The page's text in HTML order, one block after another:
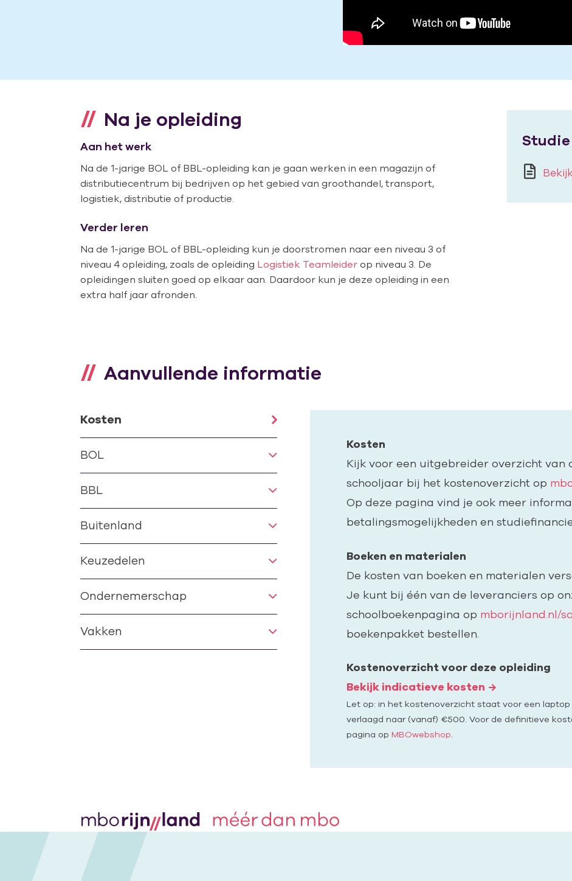
Na je opleiding
Aan het werk
Na de 1-jarige BOL of BBL-opleiding kan je gaan werken in een magazijn of
distributiecentrum bij bedrijven op het gebied van groothandel, transport,
logistiek, distributie of productie.
Verder leren
Na de 1-jarige BOL of BBL-opleiding kun je doorstromen naar een niveau 3 of
niveau 4 opleiding, zoals de opleiding Logistiek Teamleider op niveau 3. De
opleidingen sluiten goed op elkaar aan. Daardoor kun je deze opleiding in een
extra half jaar afronden.
Aanvullende informatie
Kosten
BOL
BBL
Buitenland
Keuzedelen
Ondernemerschap
Vakken
Kosten
Kijk voor een uitgebreider overzicht van
schooljaar bij het kostenoverzicht op
Op deze pagina vind je ook meer
betalingsmogelijkheden en
Boeken en materialen
De kosten van boeken en materialen
Je kunt bij één van de leveranciers op
schoolboekenpagina op mborijnland.nl/
boekenpakket bestellen.
Kostenoverzicht voor deze opleiding
Bekijk indicatieve kosten
Let op: in het kostenoverzicht staat voor een laptop
verlaagd naar (vanaf) €500. Voor de definitieve
pagina op MBOwebshop